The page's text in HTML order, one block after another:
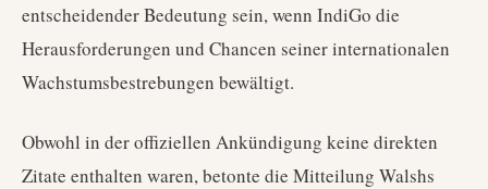
entscheidender Bedeutung sein, wenn IndiGo die
Herausforderungen und Chancen seiner internationalen
Wachstumsbestrebungen bewältigt.
Obwohl in der offiziellen Ankündigung keine direkten
Zitate enthalten waren, betonte die Mitteilung Walshs